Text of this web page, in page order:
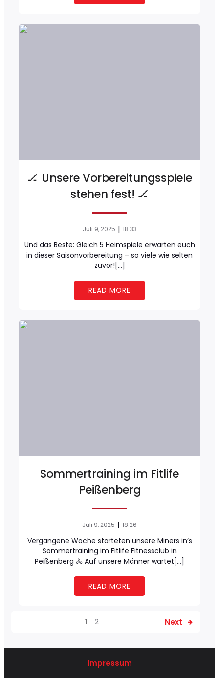
🏒 Unsere Vorbereitungsspiele
stehen fest! 🏒
Juli 9, 2025 | 18:33
Und das Beste: Gleich 5 Heimspiele erwarten euch
in dieser Saisonvorbereitung – so viele wie selten
zuvor![…]
READ MORE
Sommertraining im Fitlife
Peißenberg
Juli 9, 2025 | 18:26
Vergangene Woche starteten unsere Miners in‘s
Sommertraining im Fitlife Fitnessclub in
Peißenberg 🚴 Auf unsere Männer wartet[…]
READ MORE
1 2 Next
Impressum